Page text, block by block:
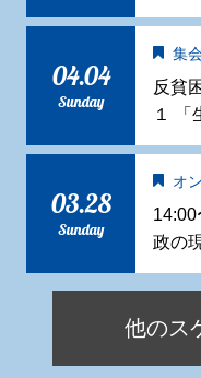
04.04
Sunday
集
反貧
１ 「
03.28
Sunday
オ
政の
他のス